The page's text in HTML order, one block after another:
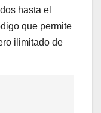
hasta el
que permite
ilimitado de